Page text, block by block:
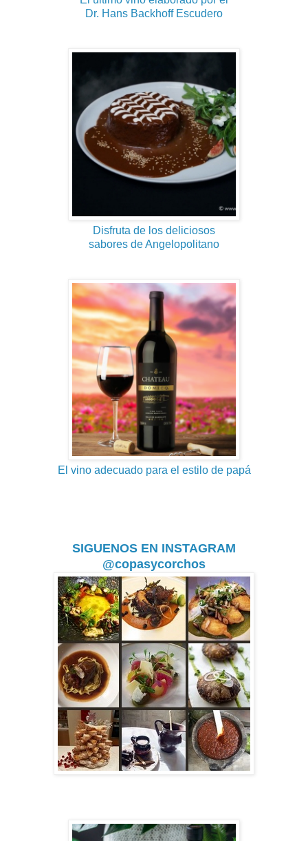
Dr. Hans Backhoff Escudero
Disfruta de los deliciosos
sabores de Angelopolitano
El vino adecuado para el estilo de papá
SIGUENOS EN INSTAGRAM
@copasycorchos